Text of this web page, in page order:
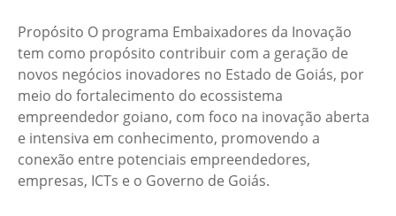
Propósito O programa Embaixadores da Inovação
tem como propósito contribuir com a geração de
novos negócios inovadores no Estado de Goiás, por
meio do fortalecimento do ecossistema
empreendedor goiano, com foco na inovação aberta
e intensiva em conhecimento, promovendo a
conexão entre potenciais empreendedores,
empresas, ICTs e o Governo de Goiás.